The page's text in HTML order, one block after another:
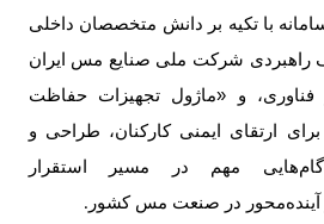
با تکیه بر دانش متخصصان داخلی
راهبردی شرکت ملی صنایع مس ایران
و «ماژول تجهیزات حفاظت
برای ارتقای ایمنی کارکنان، طراحی و
گام‌هایی مهم در مسیر استقرار
در صنعت مس کشور .